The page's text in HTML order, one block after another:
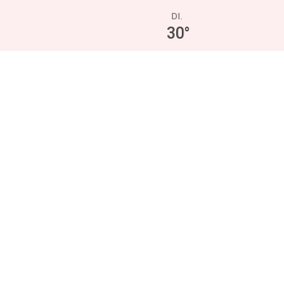
DI.
30°